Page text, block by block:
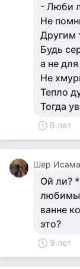
- Люби
Не
Другим
Будь
а не
Не
Тепло
Тогда
9 лет
Шер
Ой ли?
ванне
это?
9 лет